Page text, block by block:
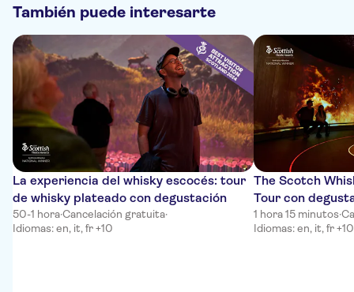
También puede interesarte
La experiencia del whisky escocés: tour
de whisky plateado con degustación
50-1 hora·Cancelación gratuita·
Idiomas: en, it, fr +10
The Scotch
Tour con
1 hora 15 minutos·
Idiomas: en, it, fr +10